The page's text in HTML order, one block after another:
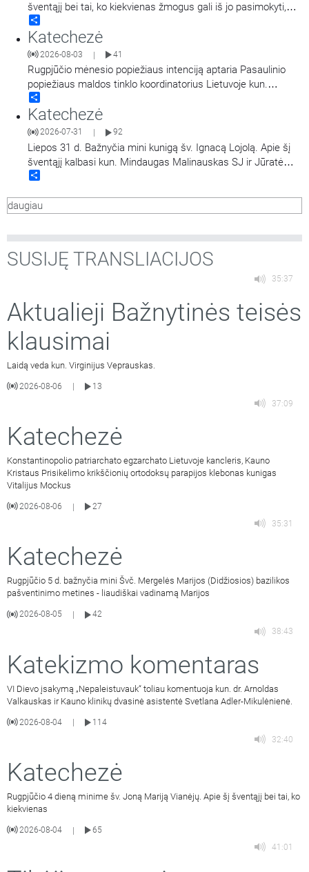
šventąjį bei tai, ko kiekvienas žmogus gali iš jo pasimokyti,
kalba kun. dr. Nerijus Pipiras.
Katechezė
2026-08-03 | 41
Rugpjūčio mėnesio popiežiaus intenciją aptaria Pasaulinio
popiežiaus maldos tinklo koordinatorius Lietuvoje kun.
Mindaugas Malinauskas SJ. Kalbina Aistė Ivanovaitė-
Petraitienė.
Katechezė
2026-07-31 92
Liepos 31 d. Bažnyčia mini kunigą šv. Ignacą Lojolą. Apie šį
šventąjį kalbasi kun. Mindaugas Malinauskas SJ ir Jūratė
Bieliauskaitė.
daugiau
SUSIJĘ TRANSLIACIJOS
35:37
Aktualieji Bažnytinės teisės
klausimai
Laidą veda kun. Virginijus Veprauskas.
2026-08-06
13
37:09
Katechezė
Konstantinopolio patriarchato egzarchato Lietuvoje kancleris, Kauno
Kristaus Prisikėlimo krikščionių ortodoksų parapijos klebonas kunigas
Vitalijus Mockus
2026-08-06 |
27
35:31
Katechezė
Rugpjūčio 5 d. bažnyčia mini Švč. Mergelės Marijos (Didžiosios) bazilikos
pašventinimo metines - liaudiškai vadinamą Marijos
2026-08-05
42
38:43
Katekizmo komentaras
VI Dievo įsakymą „Nepaleistuvauk“ toliau komentuoja kun. dr. Arnoldas
Valkauskas ir Kauno klinikų dvasinė asistentė Svetlana Adler-Mikulėnienė.
2026-08-04
114
32:40
Katechezė
Rugpjūčio 4 dieną minime šv. Joną Mariją Vianėjų. Apie šį šventąjį bei tai, ko
kiekvienas
2026-08-04 |
65
41:01